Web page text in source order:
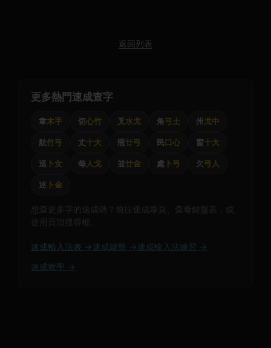
返回列表
更多熱門速成查字
韋木手 切心竹 叉 水戈 角弓土 州 戈中
航竹弓 丈十大 瓶廿弓 民口心 窗十大
巡 卜女 每人戈 並廿金 處 卜弓 欠弓人
述 卜金
想查更多字的速成碼？前往速成專頁、查看鍵盤表，或
使用頁頂搜尋框。
速成輸入法表 → 速成鍵盤 → 速成輸入法練習 →
速成教學 →